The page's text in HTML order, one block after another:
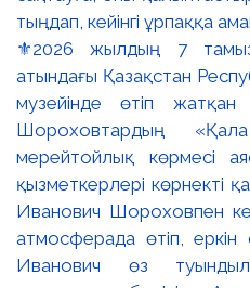
⚜️2026 жылдың 7 тамыз
атындағы Қазақстан
музейінде өтіп
Шороховтардың
мерейтойлық көрмесі
қызметкерлері көрнекті
Иванович Шороховпен
атмосферада өтіп,
Иванович өз